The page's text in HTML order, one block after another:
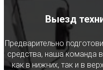
Выезд
Предварительно
средства, наша команда
как в нижних, так и в